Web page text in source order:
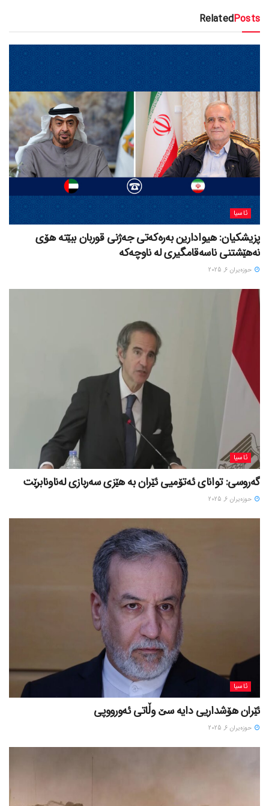
RelatedPosts
ئاسیا
پزیشکیان: هیوادارین بەرەکەتی جەژنی قوربان ببێتە هۆی
نەهێشتنی ناسەقامگیری لە ناوچەکە
حوزه‌یران 6, 2025
ئاسیا
گەروسی: توانای ئەتۆمیی ئێران بە هێزی سەربازی لەناونابرێت
حوزه‌یران 6, 2025
ئاسیا
ئێران هۆشداریی دایە سێ وڵاتی ئەورووپی
حوزه‌یران 6, 2025